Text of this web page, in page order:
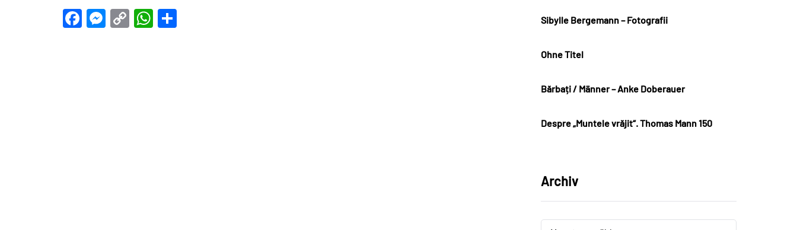
Facebook
Messenger
CopyWhatsApp Sibylle Bergemann – Fotografii
Ohne Titel
Bărbați / Männer – Anke Doberauer
Despre „Muntele vrăjit“. Thomas Mann 150
Archiv
Archiv
Archiv